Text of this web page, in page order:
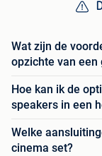
Wat zijn de
opzichte van een
Hoe kan ik de
speakers in een
Welke
cinema set?